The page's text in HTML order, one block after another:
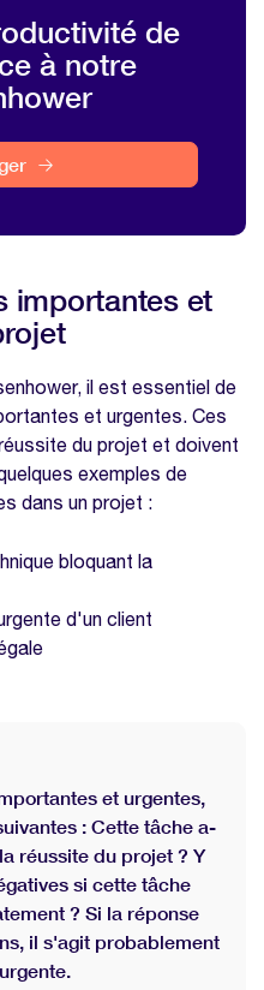
la matrice
processus de
la matrice
?
de projet ?
sur la même
Excel
de
à notre
importantes et
il est essentiel de
et urgentes. Ces
du projet et doivent
exemples de
dans un projet :
bloquant la
d'un client
et urgentes,
: Cette tâche a-
réussite du projet ? Y
si cette tâche
? Si la réponse
il s'agit probablement